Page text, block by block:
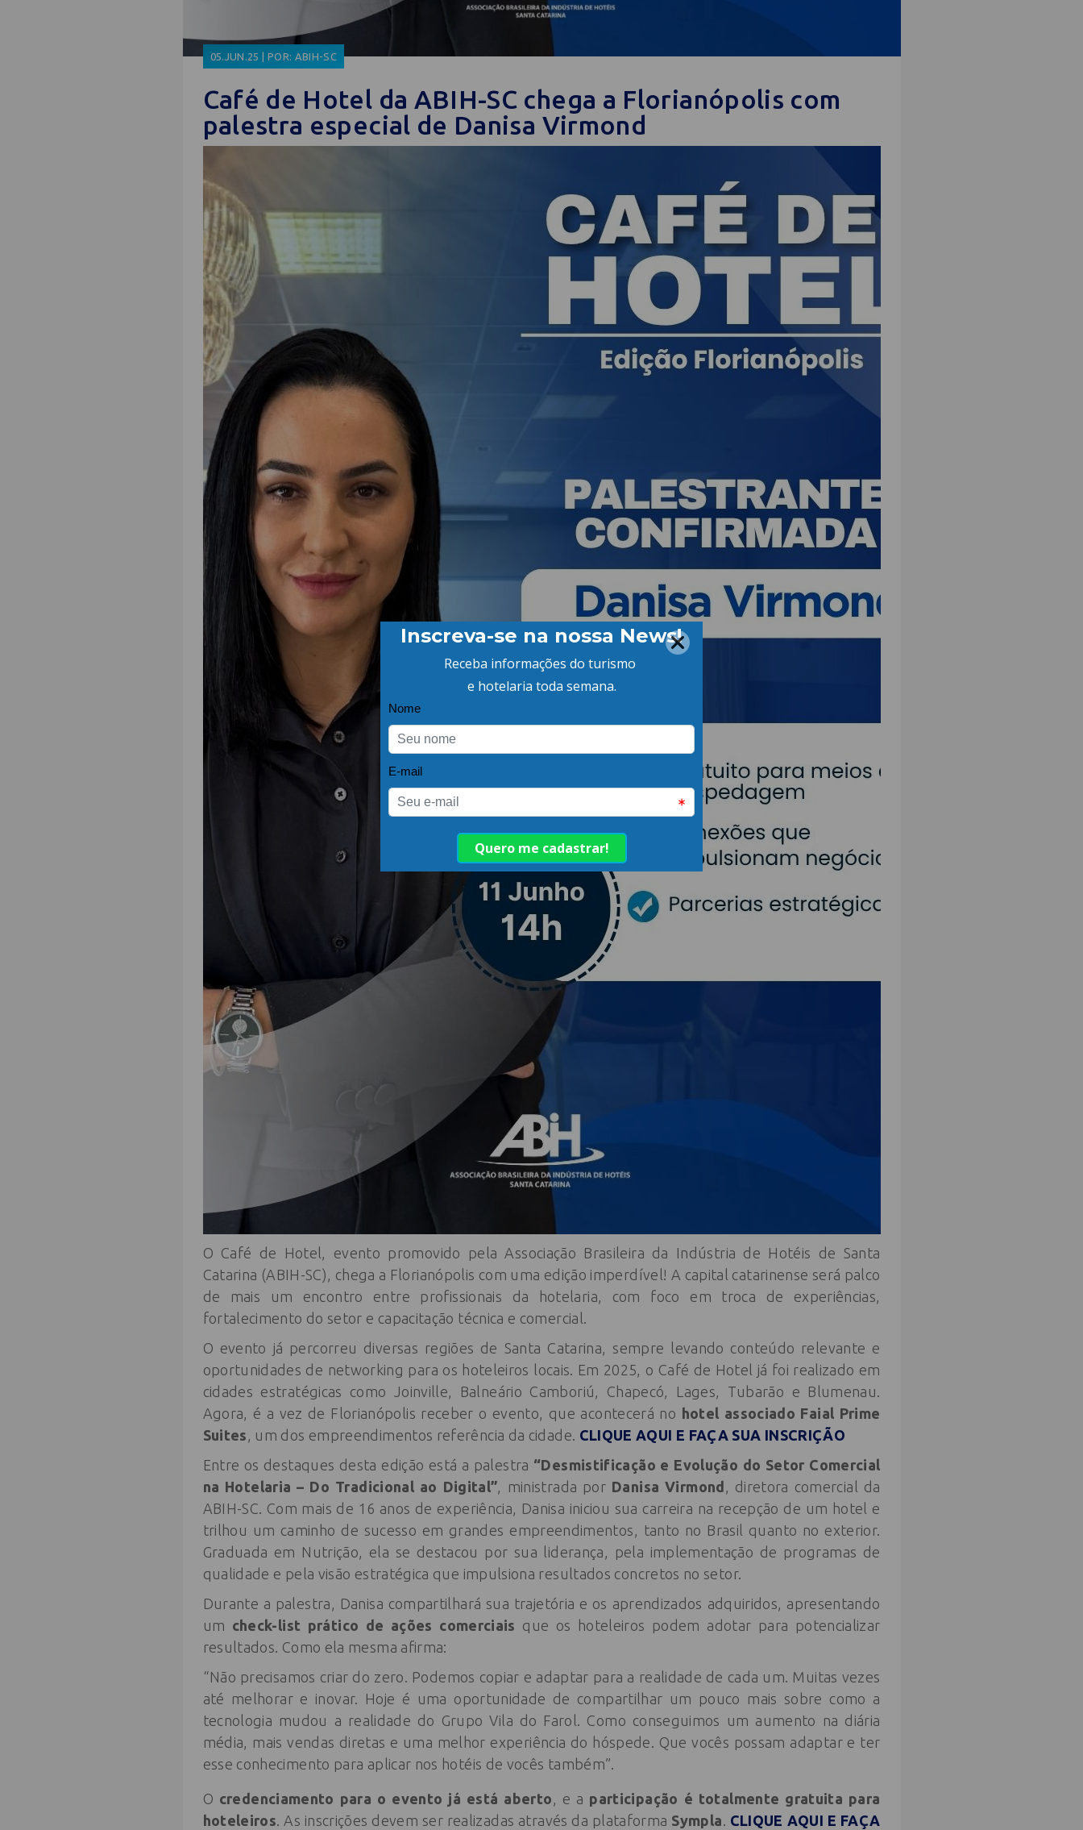
05.JUN.25 | POR: ABIH-SC
Café de Hotel da ABIH-SC chega a Florianópolis com
palestra especial de Danisa Virmond
O Café de Hotel, evento promovido pela Associação Brasileira da Indústria de Hotéis de Santa
Catarina (ABIH-SC), chega a Florianópolis com uma edição imperdível! A capital catarinense será palco
de mais um encontro entre profissionais da hotelaria, com foco em troca de experiências,
fortalecimento do setor e capacitação técnica e comercial.
O evento já percorreu diversas regiões de Santa Catarina, sempre levando conteúdo relevante e
oportunidades de networking para os hoteleiros locais. Em 2025, o Café de Hotel já foi realizado em
cidades estratégicas como Joinville, Balneário Camboriú, Chapecó, Lages, Tubarão e Blumenau.
Agora, é a vez de Florianópolis receber o evento, que acontecerá no hotel associado Faial Prime
Suites , um dos empreendimentos referência da cidade. CLIQUE AQUI E FAÇA SUA INSCRIÇÃO
Entre os destaques desta edição está a palestra “Desmistificação e Evolução do Setor Comercial
na Hotelaria – Do Tradicional ao Digital” , ministrada por Danisa Virmond , diretora comercial da
ABIH-SC. Com mais de 16 anos de experiência, Danisa iniciou sua carreira na recepção de um hotel e
trilhou um caminho de sucesso em grandes empreendimentos, tanto no Brasil quanto no exterior.
Graduada em Nutrição, ela se destacou por sua liderança, pela implementação de programas de
qualidade e pela visão estratégica que impulsiona resultados concretos no setor.
Durante a palestra, Danisa compartilhará sua trajetória e os aprendizados adquiridos, apresentando
um check-list prático de ações comerciais que os hoteleiros podem adotar para potencializar
resultados. Como ela mesma afirma:
“Não precisamos criar do zero. Podemos copiar e adaptar para a realidade de cada um. Muitas vezes
até melhorar e inovar. Hoje é uma oportunidade de compartilhar um pouco mais sobre como a
tecnologia mudou a realidade do Grupo Vila do Farol. Como conseguimos um aumento na diária
média, mais vendas diretas e uma melhor experiência do hóspede. Que vocês possam adaptar e ter
esse conhecimento para aplicar nos hotéis de vocês também”.
O credenciamento para o evento já está aberto , e a participação é totalmente gratuita para
hoteleiros . As inscrições devem ser realizadas através da plataforma Sympla CLIQUE AQUI E FAÇA